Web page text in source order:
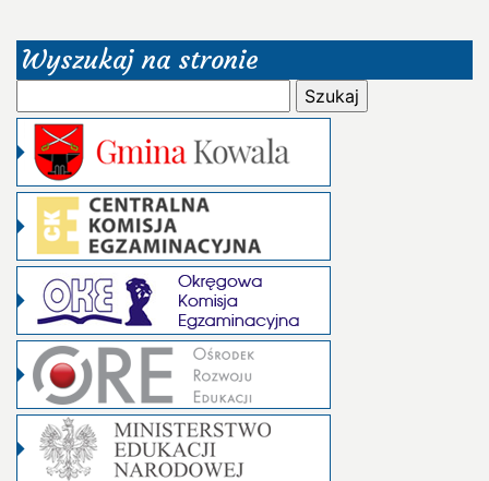
Wyszukaj na stronie